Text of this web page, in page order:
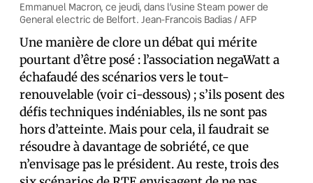
Emmanuel Macron, ce jeudi, dans l’usine Steam power de
General electric de Belfort. Jean-Francois Badias / AFP
Une manière de clore un débat qui mérite
pourtant d’être posé : l’association negaWatt a
échafaudé des scénarios vers le tout-
renouvelable (voir ci-dessous) ; s’ils posent des
défis techniques indéniables, ils ne sont pas
hors d’atteinte. Mais pour cela, il faudrait se
résoudre à davantage de sobriété, ce que
n’envisage pas le président. Au reste, trois des